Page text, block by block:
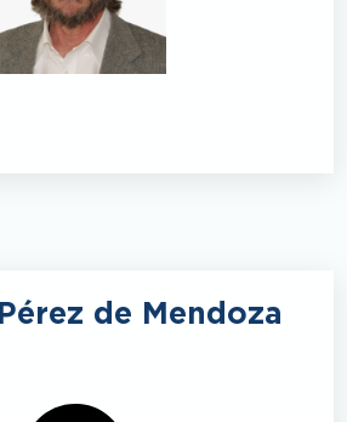
Blog
NoticiasDirectivos
de Mendoza